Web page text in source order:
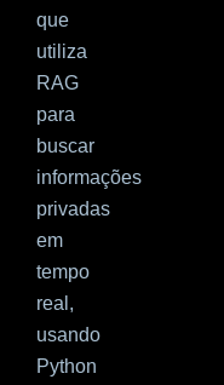
que
utiliza
RAG
para
buscar
informações
privadas
em
tempo
real,
usando
Python